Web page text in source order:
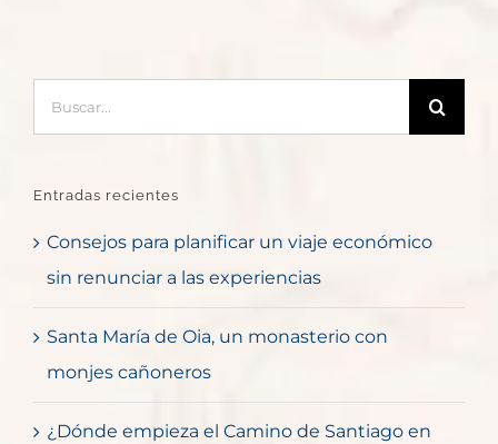
Entradas recientes
Consejos para planificar un viaje económico
sin renunciar a las experiencias
Santa María de Oia, un monasterio con
monjes cañoneros
¿Dónde empieza el Camino de Santiago en